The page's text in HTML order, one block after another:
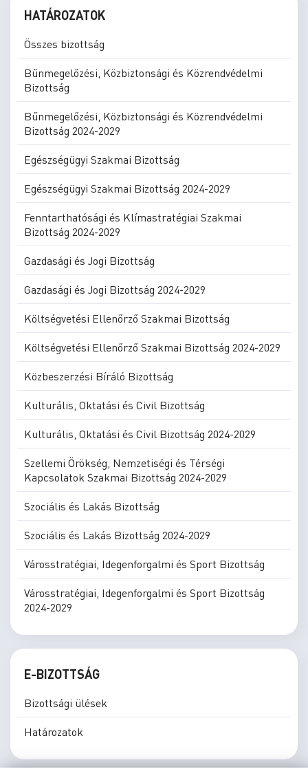
HATÁROZATOK
Összes bizottság
Bűnmegelőzési, Közbiztonsági és Közrendvédelmi
Bizottság
Bűnmegelőzési, Közbiztonsági és Közrendvédelmi
Bizottság 2024-2029
Egészségügyi Szakmai Bizottság
Egészségügyi Szakmai Bizottság 2024-2029
Fenntarthatósági és Klímastratégiai Szakmai
Bizottság 2024-2029
Gazdasági és Jogi Bizottság
Gazdasági és Jogi Bizottság 2024-2029
Költségvetési Ellenőrző Szakmai Bizottság
Költségvetési Ellenőrző Szakmai Bizottság 2024-2029
Közbeszerzési Bíráló Bizottság
Kulturális, Oktatási és Civil Bizottság
Kulturális, Oktatási és Civil Bizottság 2024-2029
Szellemi Örökség, Nemzetiségi és Térségi
Kapcsolatok Szakmai Bizottság 2024-2029
Szociális és Lakás Bizottság
Szociális és Lakás Bizottság 2024-2029
Városstratégiai, Idegenforgalmi és Sport Bizottság
Városstratégiai, Idegenforgalmi és Sport Bizottság
2024-2029
E-BIZOTTSÁG
Bizottsági ülések
Határozatok